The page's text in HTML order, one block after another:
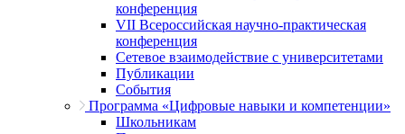
конференция
VII Всероссийская научно-практическая
конференция
Сетевое взаимодействие с университетами
Публикации
События
Программа «Цифровые навыки и компетенции»
Школьникам